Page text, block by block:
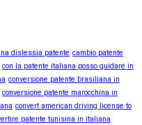
dislessia patente cambio patente
con la patente italiana posso guidare in
conversione patente brasiliana in
conversione patente marocchina in
convert american driving license to
patente tunisina in italiana